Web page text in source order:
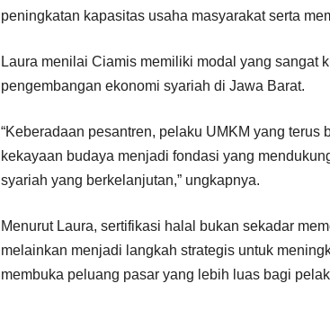
peningkatan kapasitas usaha masyarakat serta
Laura menilai Ciamis memiliki modal yang sangat
pengembangan ekonomi syariah di Jawa Barat.
“Keberadaan pesantren, pelaku UMKM yang terus
kekayaan budaya menjadi fondasi yang
syariah yang berkelanjutan,” ungkapnya.
Menurut Laura, sertifikasi halal bukan sekadar
melainkan menjadi langkah strategis untuk
membuka peluang pasar yang lebih luas bagi